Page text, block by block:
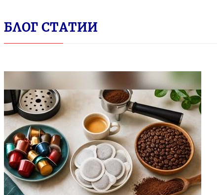
БЛОГ СТАТИИ